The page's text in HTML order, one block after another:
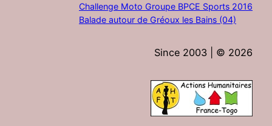
Challenge Moto Groupe BPCE Sports 2016
Balade autour de Gréoux les Bains (04)
Since 2003 | © 2026